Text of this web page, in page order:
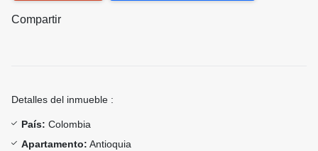
Compartir
Detalles del inmueble :
País: Colombia
Apartamento: Antioquia